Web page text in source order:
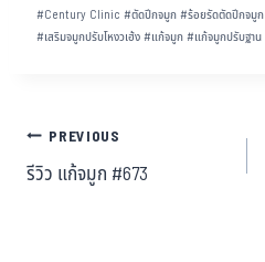
#Century Clinic #ตัดปีกจมูก#ร้อยรัดตัดปีกจมูก
#เสริมจมูกปรับโหงวเฮ้ง#แก้จมูก#แก้จมูกปรับฐาน
PREVIOUS
รีวิว แก้จมูก #673